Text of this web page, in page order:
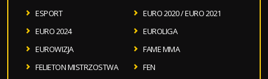
ESPORT
EURO 2020 / EURO 2021
EURO 2024
EUROLIGA
EUROWIZJA
FAME MMA
FELIETON MISTRZOSTWA
FEN